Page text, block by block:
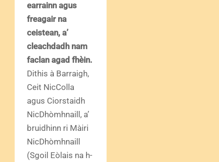
earrainn agus
freagair na
ceistean, a’
cleachdadh nam
faclan agad fhèin.
Dithis à Barraigh,
Ceit NicColla
agus Ciorstaidh
NicDhòmhnaill, a’
bruidhinn ri Màiri
NicDhòmhnaill
(Sgoil Eòlais na h-